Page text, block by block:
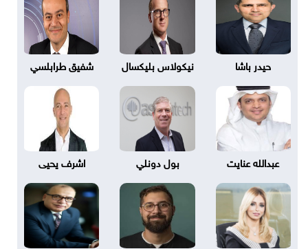
حيدر باشا نيكولاس بليكسال شفيق طرابلسي
عبدالله عنايت بول دونلي اشرف يحيى